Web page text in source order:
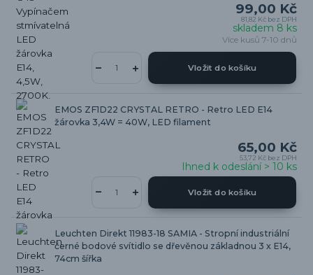
99,00 Kč
81,82 Kč bez DPH
skladem 8 ks
Více kusů 7-10 dnů
Vložit do košíku
EMOS ZF1D22 CRYSTAL RETRO - Retro LED E14
žárovka 3,4W = 40W, LED filament
65,00 Kč
53,72 Kč bez DPH
Ihned k odeslání > 10 ks
Vložit do košíku
Leuchten Direkt 11983-18 SAMIA - Stropní industriální
černé bodové svítidlo se dřevěnou základnou 3 x E14,
74cm šířka